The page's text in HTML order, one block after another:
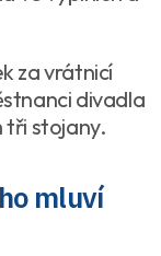
za vrátnicí
divadla
tři stojany.
mluví